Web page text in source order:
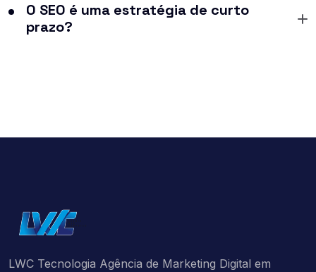
O SEO é uma estratégia de curto
prazo?
LWC Tecnologia Agência de Marketing Digital em